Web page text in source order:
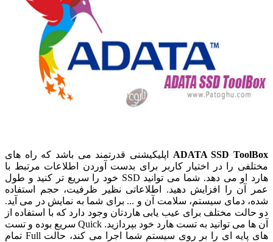
ADATA SSD ToolBox اپلیکیشنی قدرتمند می باشد که راه های
مختلفی را در اختیار کاربر برای بدست آوردن اطلاعات مرتبط با
هارد او می دهد. شما می توانید SSD خود را سریع تر کنید و طول
عمر آن را افزایش دهید. اطلاعاتی نظیر ظرفیت، حجم استفاده
شده، دمای سیستم، سلامت آن و ... برای شما به نمایش در می آید.
دو حالت مختلف برای عیب یابی هاردتان وجود دارد که با استفاده از
آن ها می توانید به تست هارد خود بپردازید. Quick سریع بوده و تست
های پایه ای را بر روی سیستم شما اجرا می کند، حالت Full تمام